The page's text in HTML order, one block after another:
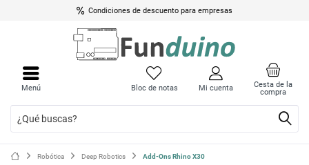
Condiciones de descuento para empresas
Cesta de la
compra
Bloc de notas Mi cuenta
Menú
Robótica Deep Robotics Add-Ons Rhino X30